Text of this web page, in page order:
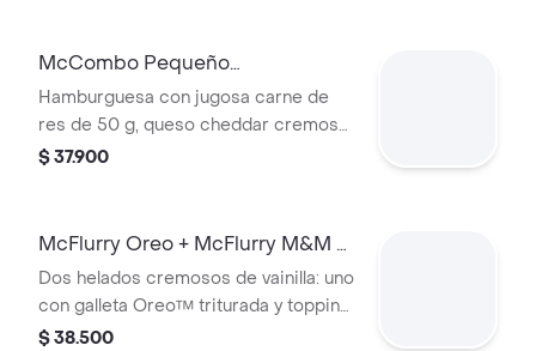
pequeñas y bebida pequeña a
McCombo Pequeño
Hamburguesa con Queso +
McFlurry de Oreo
Hamburguesa con jugosa carne de
res de 50 g, queso cheddar cremoso,
cebolla, pepinillos, salsa de tomate y
pequeñas crujientes, bebida pequeña
a elección y helado cremoso de
vainilla con galleta Oreo™ triturada y
topping de chocolate.
$ 37.900
McFlurry Oreo + McFlurry M&M +
Papas Grandes
Dos helados cremosos de vainilla: uno
con galleta Oreo™ triturada y topping
de chocolate, y otro con chocolates
$ 38.500